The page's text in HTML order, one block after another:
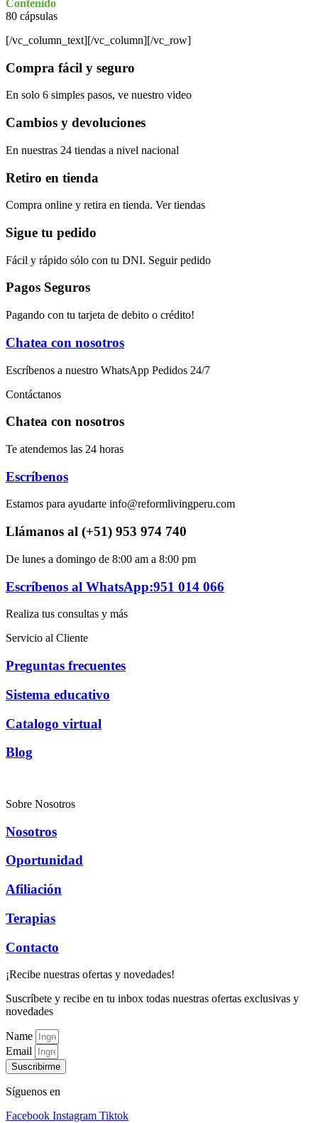
Contenido
80 cápsulas
[/vc_column_text][/vc_column][/vc_row]
Compra fácil y seguro
En solo 6 simples pasos, ve nuestro video
Cambios y devoluciones
En nuestras 24 tiendas a nivel nacional
Retiro en tienda
Compra online y retira en tienda. Ver tiendas
Sigue tu pedido
Fácil y rápido sólo con tu DNI. Seguir pedido
Pagos Seguros
Pagando con tu tarjeta de debito o crédito!
Chatea con nosotros
Escríbenos a nuestro WhatsApp Pedidos 24/7
Contáctanos
Chatea con nosotros
Te atendemos las 24 horas
Escríbenos
Estamos para ayudarte info@reformlivingperu.com
Llámanos al (+51) 953 974 740
De lunes a domingo de 8:00 am a 8:00 pm
Escríbenos al WhatsApp:951 014 066
Realiza tus consultas y más
Servicio al Cliente
Preguntas frecuentes
Sistema educativo
Catalogo virtual
Blog
Sobre Nosotros
Nosotros
Oportunidad
Afiliación
Terapias
Contacto
¡Recibe nuestras ofertas y novedades!
Suscríbete y recibe en tu inbox todas nuestras ofertas exclusivas y
novedades
Name
Email
Suscribirme
Síguenos en
Facebook Instagram Tiktok